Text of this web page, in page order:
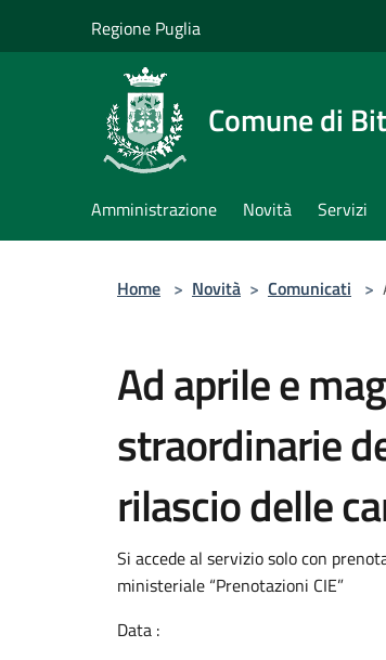
Regione Puglia
Comune di
Amministrazione Novità Servizi
Home > Novità > Comunicati >
Ad aprile e
straordinarie
rilascio delle
Si accede al servizio solo con
ministeriale “Prenotazioni CIE”
Data :